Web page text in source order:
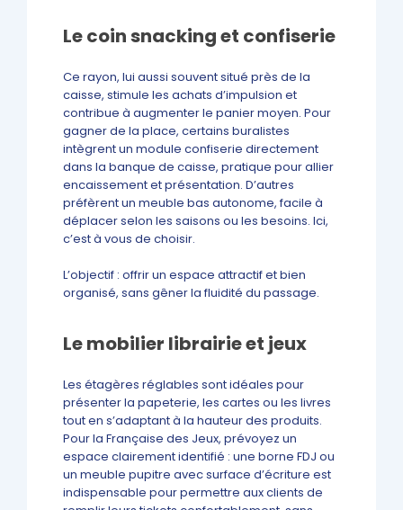
Le coin snacking et confiserie
Ce rayon, lui aussi souvent situé près de la
caisse, stimule les achats d’impulsion et
contribue à augmenter le panier moyen. Pour
gagner de la place, certains buralistes
intègrent un module confiserie directement
dans la banque de caisse, pratique pour allier
encaissement et présentation. D’autres
préfèrent un meuble bas autonome, facile à
déplacer selon les saisons ou les besoins. Ici,
c’est à vous de choisir.
L’objectif : offrir un espace attractif et bien
organisé, sans gêner la fluidité du passage.
Le mobilier librairie et jeux
Les étagères réglables sont idéales pour
présenter la papeterie, les cartes ou les livres
tout en s’adaptant à la hauteur des produits.
Pour la Française des Jeux, prévoyez un
espace clairement identifié : une borne FDJ ou
un meuble pupitre avec surface d’écriture est
indispensable pour permettre aux clients de